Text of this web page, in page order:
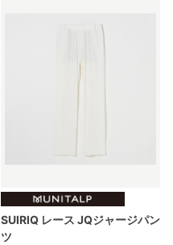
SUIRIQ レース JQジャージパン
ツ